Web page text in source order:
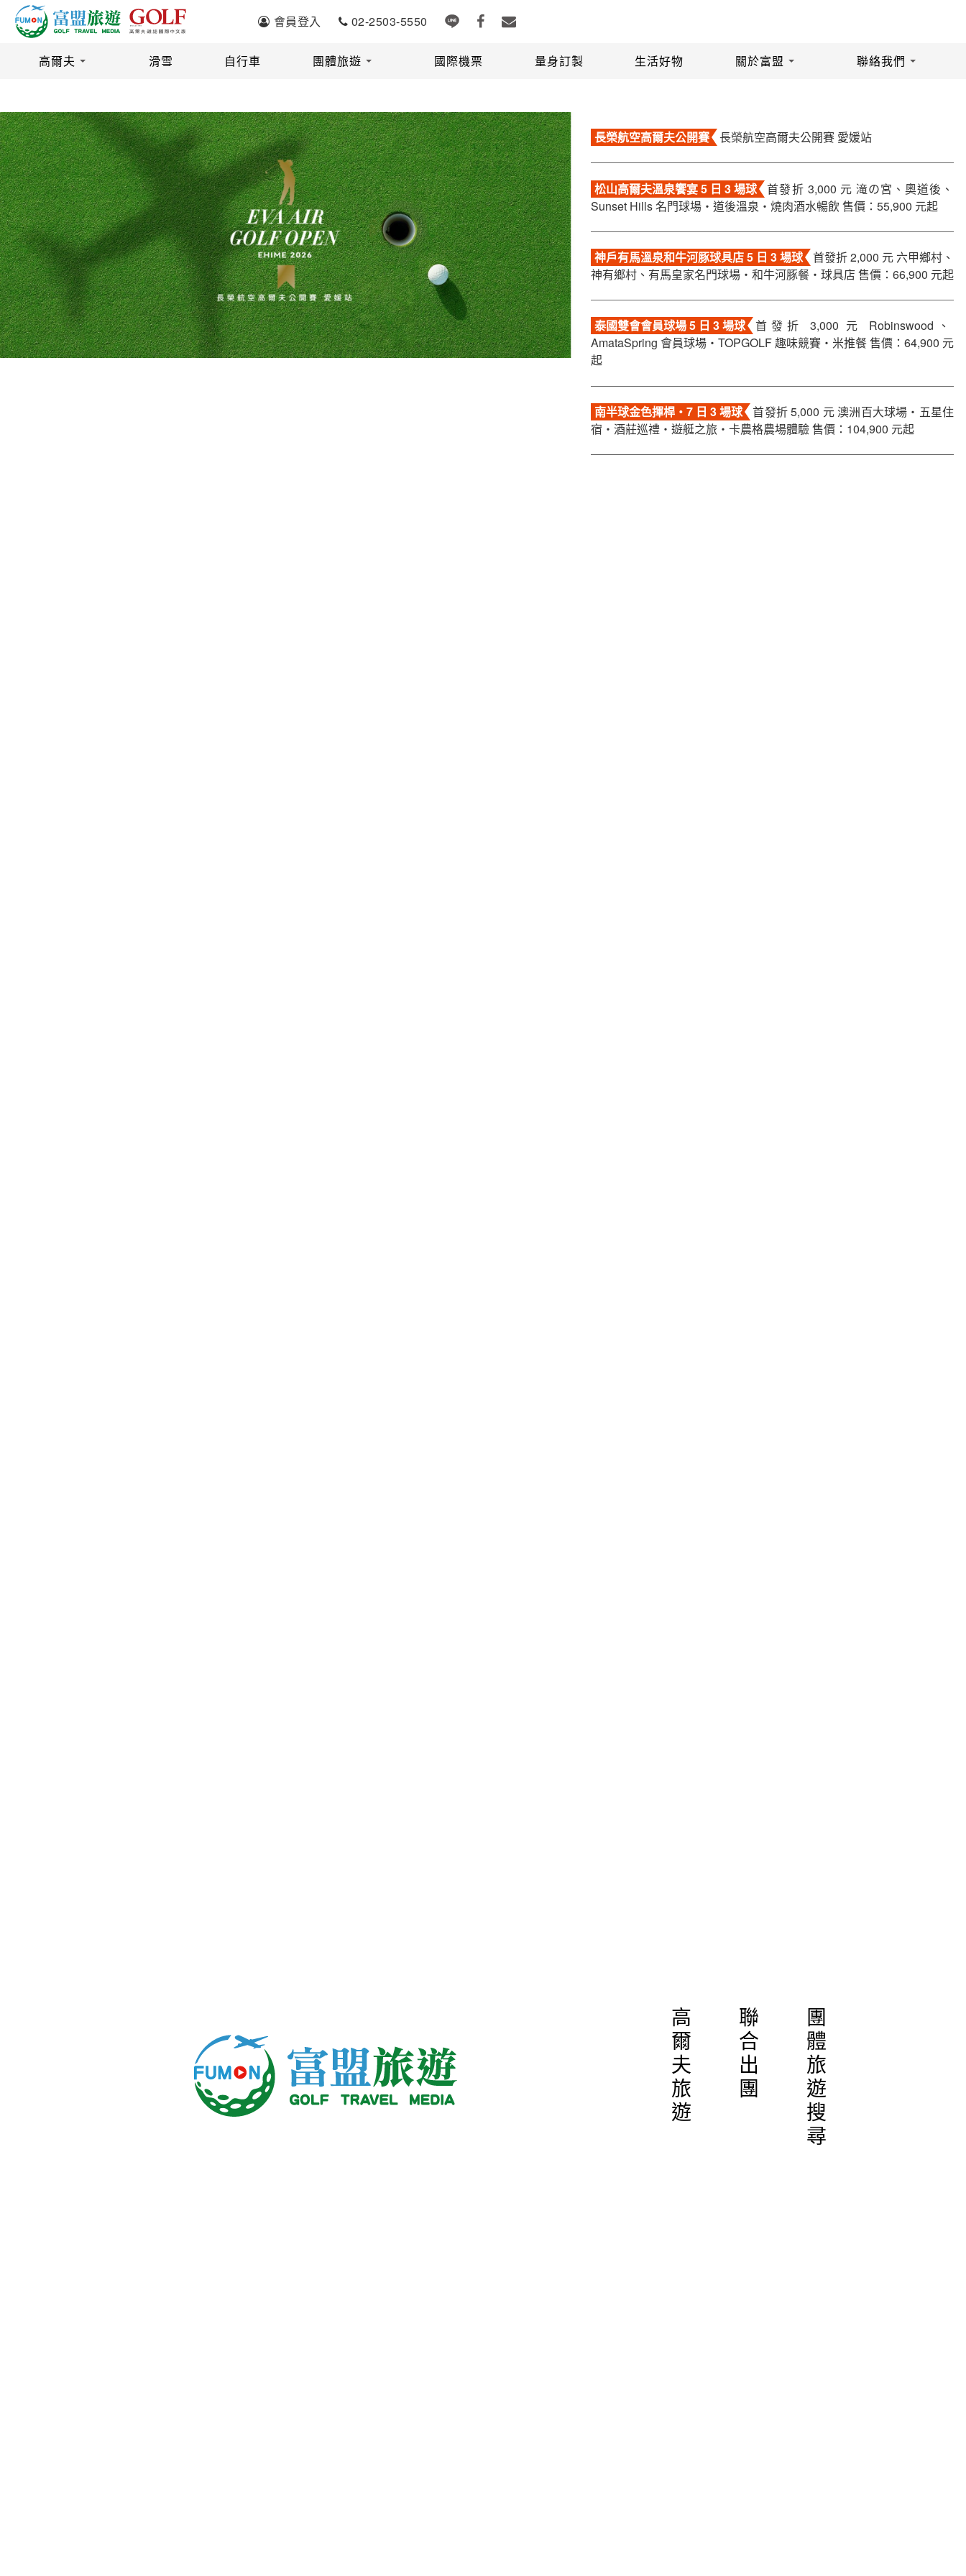
會員登入 02-2503-5550
高爾夫 滑雪 自行車 團體旅遊 國際機票 量身訂製 生活好物 關於富盟 聯絡我們
旅遊區域 目的地 出發期間
長榮航空高爾夫公開賽 長榮航空高爾夫公開賽 愛媛站
松山高爾夫溫泉饗宴 5 日 3 場球
首發折 3,000 元 滝の宮、奧道後、
Sunset Hills 名門球場・道後溫泉・燒肉酒水暢飲 售價：55,900 元起
神戶有馬溫泉和牛河豚球具店 5 日 3 場球
首發折 2,000 元 六甲鄉村、
神有鄉村、有馬皇家名門球場・和牛河豚餐・球具店 售價：66,900 元起
泰國雙會會員球場 5 日 3 場球
首發折 3,000 元 Robinswood、
AmataSpring 會員球場・TOPGOLF 趣味競賽・米推餐 售價：64,900 元
起
南半球金色揮桿・7 日 3 場球
首發折 5,000 元 澳洲百大球場・五星住
宿・酒莊巡禮・遊艇之旅・卡農格農場體驗 售價：104,900 元起
高
爾
夫
旅
遊
聯
合
出
團
團
體
旅
遊
搜
尋